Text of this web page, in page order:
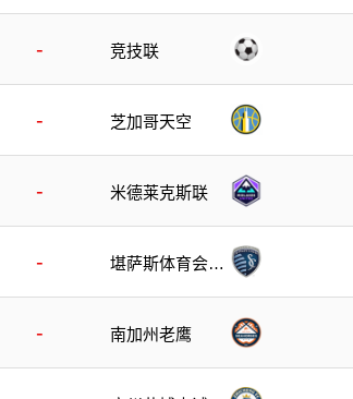
- 竞技联
- 芝加哥天空
- 米德莱克斯联
-
堪萨斯体育会后
- 南加州老鹰